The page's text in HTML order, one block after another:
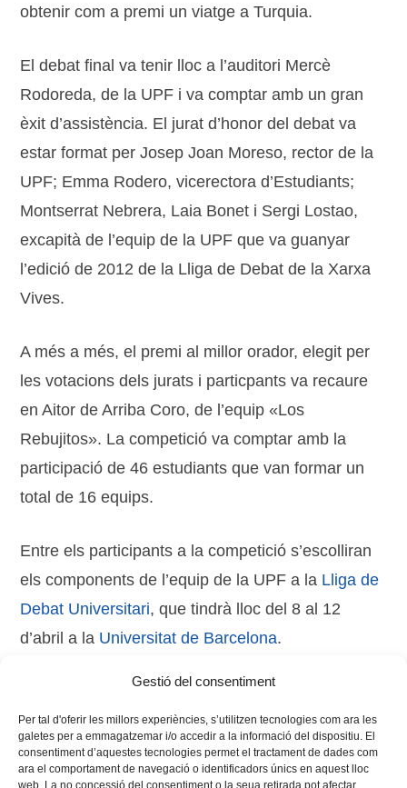
Gestió del consentiment
Per tal d'oferir les millors experiències, s’utilitzen tecnologies com ara les
galetes per a emmagatzemar i/o accedir a la informació del dispositiu. El
consentiment d’aquestes tecnologies permet el tractament de dades com
ara el comportament de navegació o identificadors únics en aquest lloc
web. La no concessió del consentiment o la seua retirada pot afectar
obtenir com a premi un viatge a Turquia.
El debat final va tenir lloc a l’auditori Mercè
Rodoreda, de la UPF i va comptar amb un gran
èxit d’assistència. El jurat d’honor del debat va
estar format per Josep Joan Moreso, rector de la
UPF; Emma Rodero, vicerectora d’Estudiants;
Montserrat Nebrera, Laia Bonet i Sergi Lostao,
excapità de l’equip de la UPF que va guanyar
l’edició de 2012 de la Lliga de Debat de la Xarxa
Vives.
A més a més, el premi al millor orador, elegit per
les votacions dels jurats i particpants va recaure
en Aitor de Arriba Coro, de l’equip «Los
Rebujitos». La competició va comptar amb la
participació de 46 estudiants que van formar un
total de 16 equips.
Entre els participants a la competició s’escolliran
els components de l’equip de la UPF a la Lliga de
Debat Universitari, que tindrà lloc del 8 al 12
d’abril a la Universitat de Barcelona.